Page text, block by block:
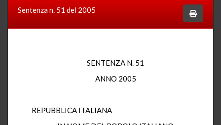
Sentenza n. 51 del 2005
SENTENZA N. 51
ANNO 2005
REPUBBLICA ITALIANA